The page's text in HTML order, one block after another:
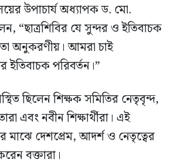
উপাচার্য অধ্যাপক ড. মো.
“ছাত্রশিবির যে সুন্দর ও ইতিবাচক
অনুকরণীয়। আমরা চাই
ইতিবাচক পরিবর্তন।”
ছিলেন শিক্ষক সমিতির নেতৃবৃন্দ,
এবং নবীন শিক্ষার্থীরা। এই
দেশপ্রেম, আদর্শ ও নেতৃত্বের
বক্তারা।